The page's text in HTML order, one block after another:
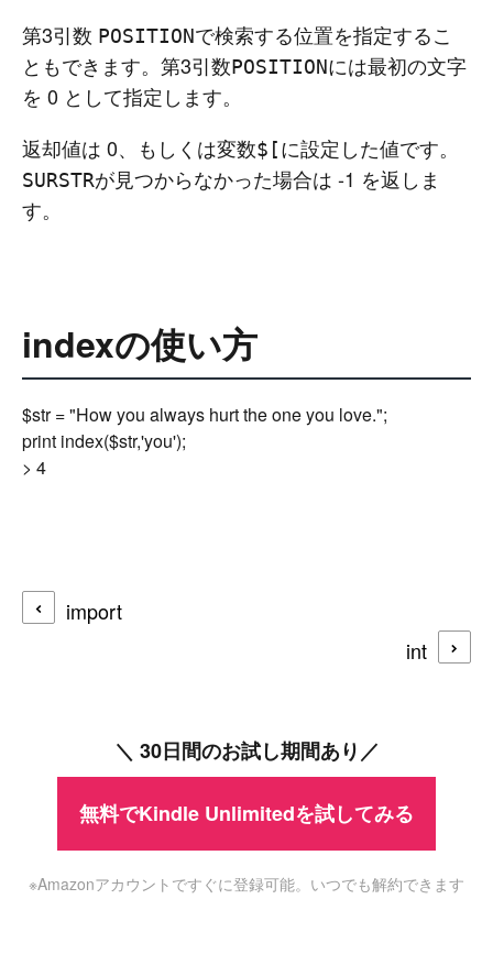
第3引数 POSITIONで検索する位置を指定するこ
ともできます。第3引数POSITIONには最初の文字
を 0 として指定します。
返却値は 0、もしくは変数$[に設定した値です。
SURSTRが見つからなかった場合は -1 を返しま
す。
indexの使い方
$str = "How you always hurt the one you love.";
print index($str,'you');
import
int
＼ 30日間のお試し期間あり／
無料でKindle Unlimitedを試してみる
※Amazonアカウントですぐに登録可能。いつでも解約できます